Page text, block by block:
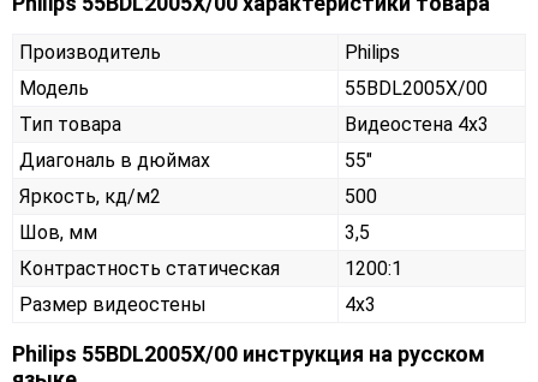
Производитель
Philips
Модель
55BDL2005X/00
Тип товара
Видеостена 4х3
Диагональ в дюймах
55"
Яркость, кд/м2
500
Шов, мм
3,5
Контрастность статическая
1200:1
Размер видеостены
4x3
Philips 55BDL2005X/00 инструкция на русском